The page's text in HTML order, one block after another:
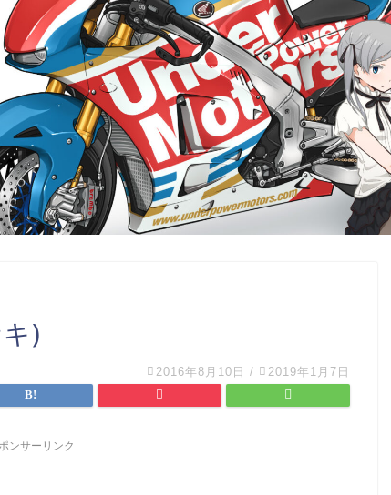
)
2016年8月10日 / 2019年1月7日
ンサーリンク